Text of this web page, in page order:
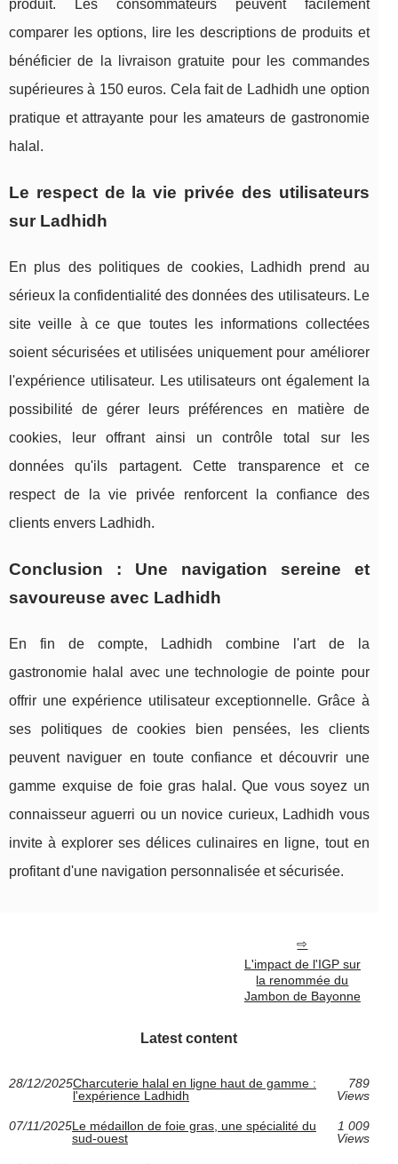
produit. Les consommateurs peuvent facilement
comparer les options, lire les descriptions de produits et
bénéficier de la livraison gratuite pour les commandes
supérieures à 150 euros. Cela fait de Ladhidh une option
pratique et attrayante pour les amateurs de gastronomie
halal.
Le respect de la vie privée des utilisateurs
sur Ladhidh
En plus des politiques de cookies, Ladhidh prend au
sérieux la confidentialité des données des utilisateurs. Le
site veille à ce que toutes les informations collectées
soient sécurisées et utilisées uniquement pour améliorer
l'expérience utilisateur. Les utilisateurs ont également la
possibilité de gérer leurs préférences en matière de
cookies, leur offrant ainsi un contrôle total sur les
données qu'ils partagent. Cette transparence et ce
respect de la vie privée renforcent la confiance des
clients envers Ladhidh.
Conclusion : Une navigation sereine et
savoureuse avec Ladhidh
En fin de compte, Ladhidh combine l'art de la
gastronomie halal avec une technologie de pointe pour
offrir une expérience utilisateur exceptionnelle. Grâce à
ses politiques de cookies bien pensées, les clients
peuvent naviguer en toute confiance et découvrir une
gamme exquise de foie gras halal. Que vous soyez un
connaisseur aguerri ou un novice curieux, Ladhidh vous
invite à explorer ses délices culinaires en ligne, tout en
profitant d'une navigation personnalisée et sécurisée.
L'impact de l'IGP sur
la renommée du
Jambon de Bayonne
Latest content
28/12/2025Charcuterie halal en ligne haut de gamme :
l'expérience Ladhidh
789
Views
07/11/2025Le médaillon de foie gras, une spécialité du
sud-ouest
1 009
Views